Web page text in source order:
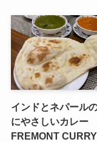
インドとネパール
にやさしいカレー
FREMONT